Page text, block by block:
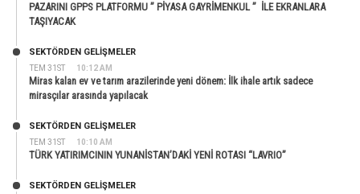
PAZARINI GPPS PLATFORMU ” PİYASA GAYRİMENKUL ” İLE EKRANLARA
TAŞIYACAK
TEM 31ST 10:12 AM
SEKTÖRDEN GELIŞMELER
Miras kalan ev ve tarım arazilerinde yeni dönem: İlk ihale artık sadece
mirasçılar arasında yapılacak
TEM 31ST 10:10 AM
SEKTÖRDEN GELIŞMELER
TÜRK YATIRIMCININ YUNANİSTAN’DAKİ YENİ ROTASI “LAVRIO”
SEKTÖRDEN GELIŞMELER